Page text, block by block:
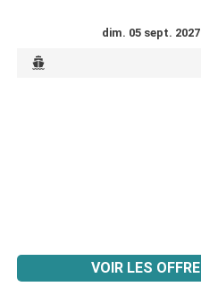
dim. 05 sept. 2027
VOIR LES